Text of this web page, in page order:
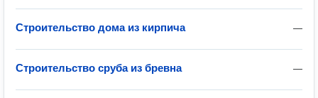
—
Строительство дома из кирпича
—
Строительство сруба из бревна